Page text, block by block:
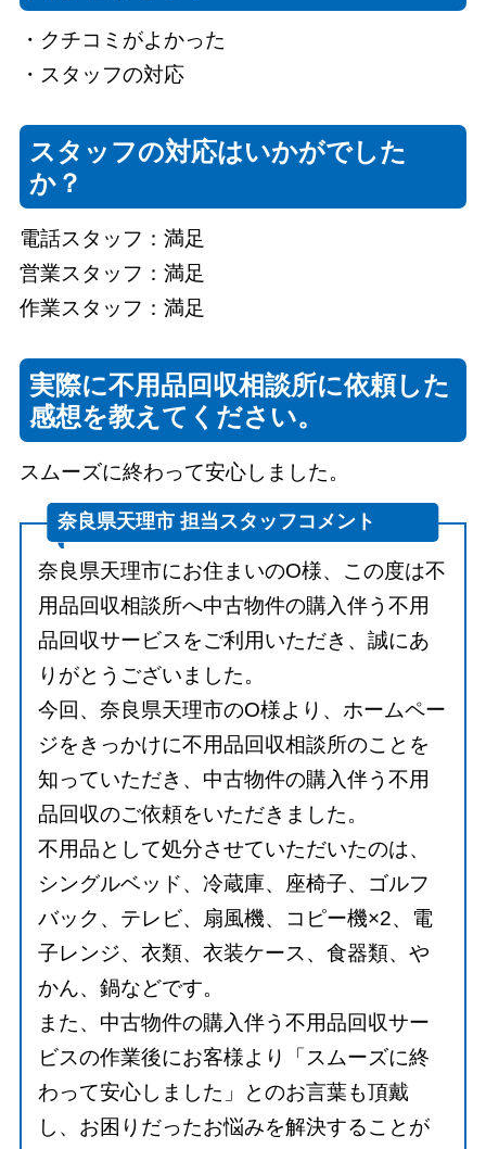
・クチコミがよかった
・スタッフの対応
スタッフの対応はいかがでした
か？
電話スタッフ：満足
営業スタッフ：満足
作業スタッフ：満足
実際に不用品回収相談所に依頼した
感想を教えてください。
スムーズに終わって安心しました。
奈良県天理市 担当スタッフコメント
奈良県天理市にお住まいのO様、この度は不
用品回収相談所へ中古物件の購入伴う不用
品回収サービスをご利用いただき、誠にあ
りがとうございました。
今回、奈良県天理市のO様より、ホームペー
ジをきっかけに不用品回収相談所のことを
知っていただき、中古物件の購入伴う不用
品回収のご依頼をいただきました。
不用品として処分させていただいたのは、
シングルベッド、冷蔵庫、座椅子、ゴルフ
バック、テレビ、扇風機、コピー機×2、電
子レンジ、衣類、衣装ケース、食器類、や
かん、鍋などです。
また、中古物件の購入伴う不用品回収サー
ビスの作業後にお客様より「スムーズに終
わって安心しました」とのお言葉も頂戴
し、お困りだったお悩みを解決することが